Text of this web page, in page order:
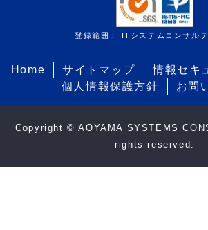
登録範囲： ITシステムコンサル
Home サイトマップ
情報セキ
個人情報保護方針
お問
Copyright © AOYAMA SYSTEMS
rights reserved.